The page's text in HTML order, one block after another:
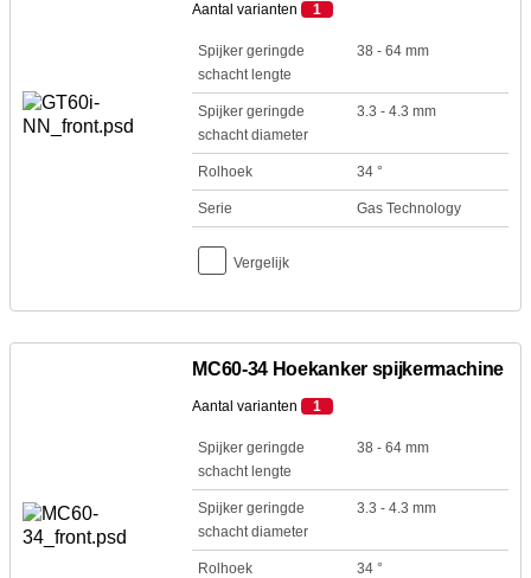
Aantal varianten 1
Spijker geringde
schacht lengte
38 - 64 mm
Spijker geringde
schacht diameter
3.3 - 4.3 mm
Rolhoek 34 °
Serie Gas Technology
Vergelijk
MC60-34 Hoekanker spijkermachine
Aantal varianten 1
Spijker geringde
schacht lengte
38 - 64 mm
Spijker geringde
schacht diameter
3.3 - 4.3 mm
Rolhoek 34 °